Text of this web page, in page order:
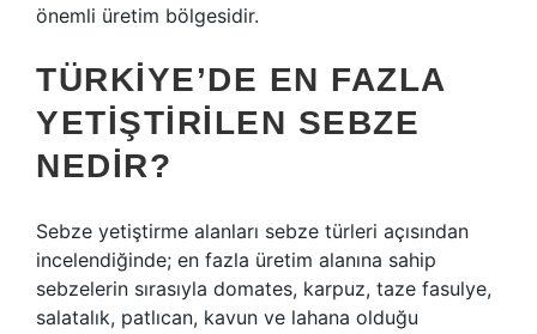
önemli üretim bölgesidir.
TÜRKIYE’DE EN FAZLA
YETIŞTIRILEN SEBZE
NEDIR?
Sebze yetiştirme alanları sebze türleri açısından
incelendiğinde; en fazla üretim alanına sahip
sebzelerin sırasıyla domates, karpuz, taze fasulye,
salatalık, patlıcan, kavun ve lahana olduğu